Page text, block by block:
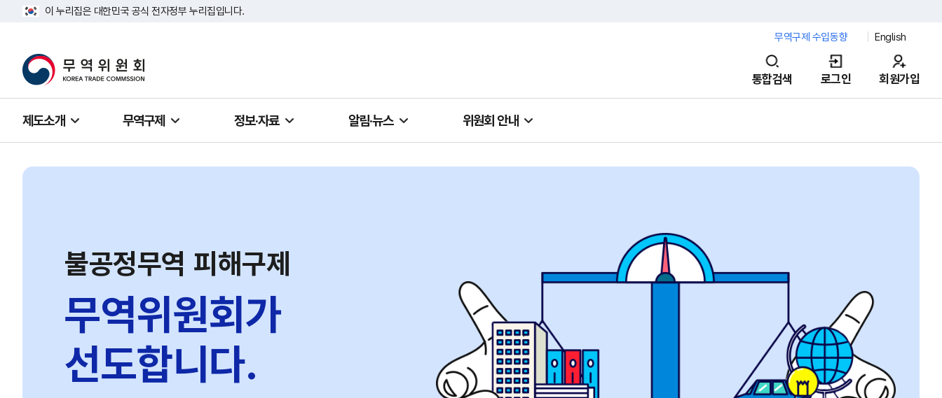
이 누리집은 대한민국 공식 전자정부 누리집입니다.
무역구제 수입동향 English
통합검색 로그인 회원가입
제도소개 무역구제 정보·자료 알림·뉴스 위원회 안내
불공정무역 피해구제
무역위원회가
선도합니다.